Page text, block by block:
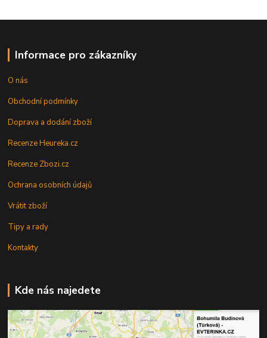
Informace pro zákazníky
O nás
Obchodní podmínky
Doprava a dodání zboží
Recenze Heureka.cz
Recenze Zbozi.cz
Ochrana osobních údajů
Vrátit zboží
Tipy a rady
Kontakty
Kde nás najedete